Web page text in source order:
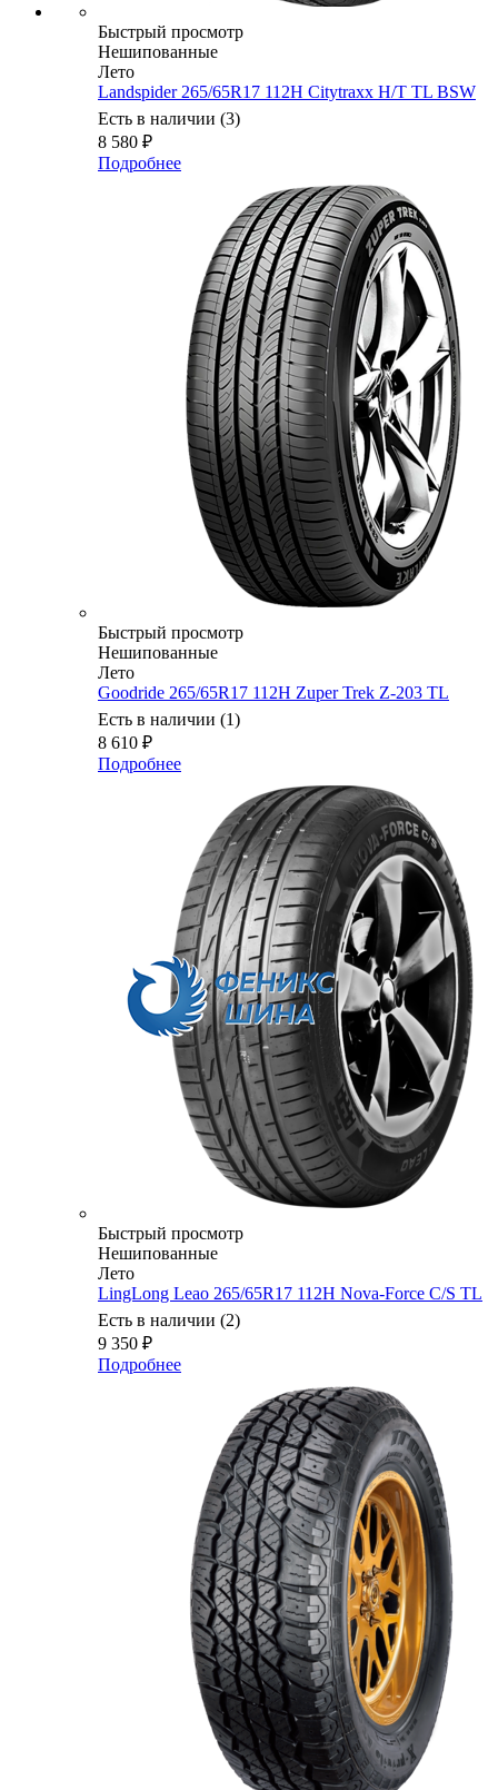
Быстрый просмотр
Нешипованные
Лето
Landspider 265/65R17 112H Citytraxx H/T TL BSW
Есть в наличии (3)
8 580 ₽
Подробнее
Быстрый просмотр
Нешипованные
Лето
Goodride 265/65R17 112H Zuper Trek Z-203 TL
Есть в наличии (1)
8 610 ₽
Подробнее
Быстрый просмотр
Нешипованные
Лето
LingLong Leao 265/65R17 112H Nova-Force C/S TL
Есть в наличии (2)
9 350 ₽
Подробнее